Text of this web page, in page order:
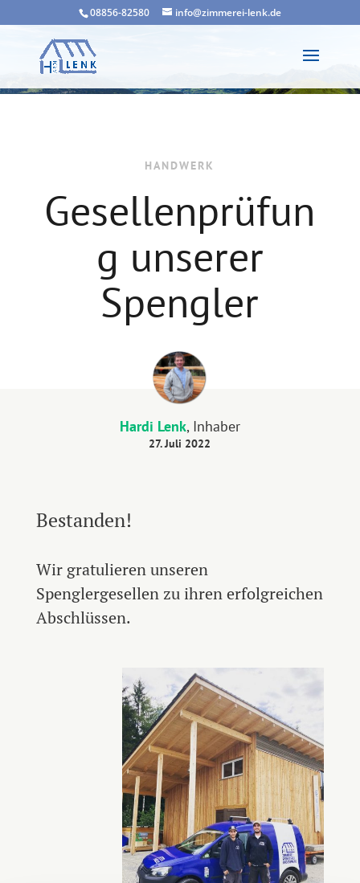
08856-82580 info@zimmerei-lenk.de
HANDWERK
Gesellenprüfun
g unserer
Spengler
Hardi Lenk, Inhaber
27. Juli 2022
Bestanden!
Wir gratulieren unseren
Spenglergesellen zu ihren erfolgreichen
Abschlüssen.